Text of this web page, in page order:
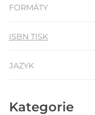
FORMÁTY
ISBN TISK
JAZYK
Kategorie